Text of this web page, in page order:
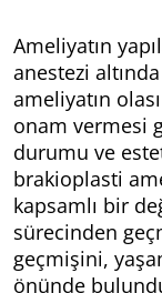
Ameliyatın
anestezi
ameliyatın
onam vermesi
durumu ve
brakioplasti
kapsamlı bir
sürecinden
geçmişini,
önünde